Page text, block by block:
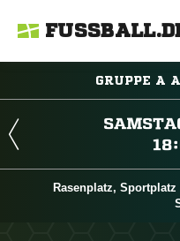
GRUPPE A
Rasenplatz,